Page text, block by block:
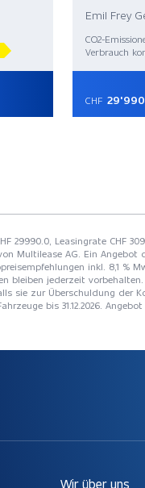
Emil Frey
CO2-
Verbrauch
CHF
29990.0, Leasingrate CHF
Multilease AG. Ein Angebot
inkl. 8,1
bleiben jederzeit
sie zur Überschuldung der
bis 31.12.2026.
Wir über uns